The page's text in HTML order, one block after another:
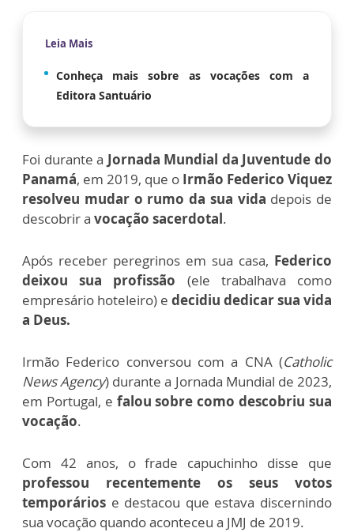
Leia Mais
Conheça mais sobre as vocações com a
Editora Santuário
Foi durante a Jornada Mundial da Juventude do
Panamá, em 2019, que o Irmão Federico Viquez
resolveu mudar o rumo da sua vida depois de
descobrir a vocação sacerdotal.
Após receber peregrinos em sua casa, Federico
deixou sua profissão (ele trabalhava como
empresário hoteleiro) e decidiu dedicar sua vida
a Deus.
Irmão Federico conversou com a CNA (Catholic
News Agency) durante a Jornada Mundial de 2023,
em Portugal, e falou sobre como descobriu sua
vocação.
Com 42 anos, o frade capuchinho disse que
professou recentemente os seus votos
temporários e destacou que estava discernindo
sua vocação quando aconteceu a JMJ de 2019.